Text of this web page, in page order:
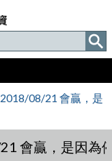
08/21 會贏，是
會贏，是因為